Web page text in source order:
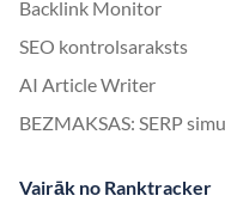
Backlink Monitor
SEO kontrolsaraksts
AI Article Writer
BEZMAKSAS: SERP
Vairāk no Ranktracker